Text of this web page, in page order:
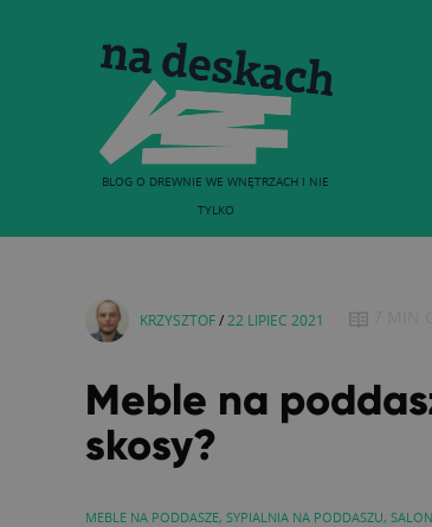
BLOG O DREWNIE WE WNĘTRZACH I NIE
TYLKO
KRZYSZTOF/ 22 LIPIEC 2021
Meble na
skosy?
MEBLE NA PODDASZE, SYPIALNIA NA PODDASZU,